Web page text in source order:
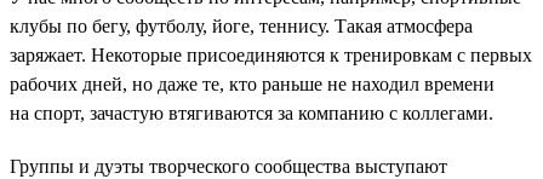
клубы по бегу, футболу, йоге, теннису. Такая атмосфера
заряжает. Некоторые присоединяются к тренировкам с первых
рабочих дней, но даже те, кто раньше не находил времени
на спорт, зачастую втягиваются за компанию с коллегами.
Группы и дуэты творческого сообщества выступают